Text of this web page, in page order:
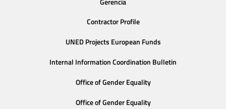
Contractor Profile
UNED Projects European Funds
Internal Information Coordination Bulletin
Office of Gender Equality
Office of Gender Equality